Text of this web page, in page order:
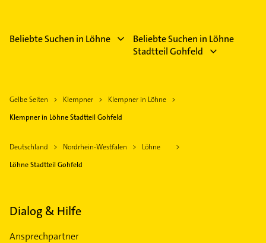
Beliebte Suchen in Löhne
Beliebte Suchen in Löhne
Stadtteil Gohfeld
Gelbe Seiten Klempner
Klempner in Löhne
Klempner in Löhne Stadtteil Gohfeld
Deutschland Nordrhein-Westfalen
Löhne
Löhne Stadtteil Gohfeld
Dialog & Hilfe
Ansprechpartner